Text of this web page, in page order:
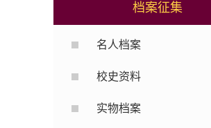
档案征集
名人档案
校史资料
实物档案